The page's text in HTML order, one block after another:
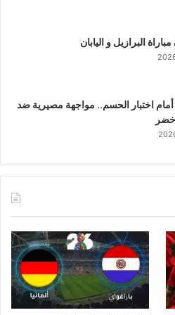
البرازيل و اليابان
أمام اختبار الحسم.. مواجهة مصيرية ضد